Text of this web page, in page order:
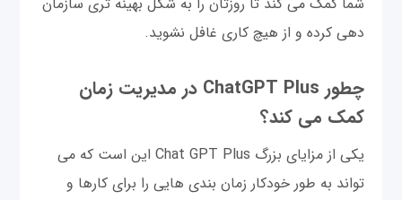
دهی کرده و از هیچ کاری غافل نشوید.
چطور ChatGPT Plus در مدیریت زمان
کمک می کند؟
یکی از مزایای بزرگ Chat GPT Plus این است که می
تواند به طور خودکار زمان بندی هایی را برای کارها و